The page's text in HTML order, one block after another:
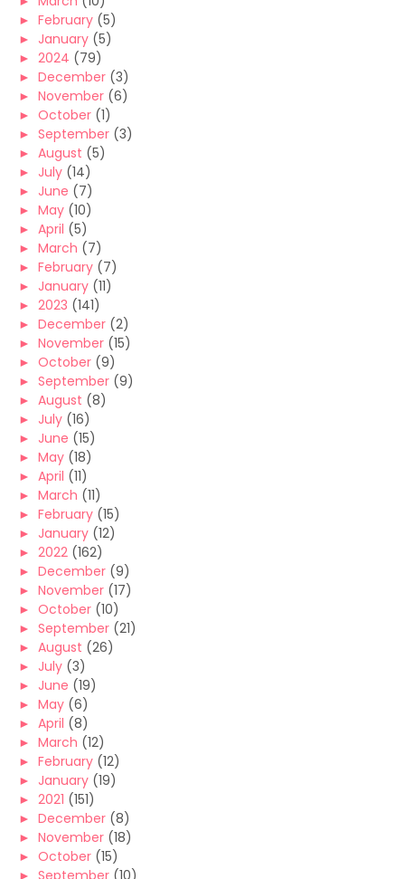
► February (5)
► January (5)
► 2024 (79)
► December (3)
► November (6)
► October (1)
► September (3)
► August (5)
► July (14)
► June (7)
► May (10)
► April (5)
► March (7)
► February (7)
► January (11)
► 2023 (141)
► December (2)
► November (15)
► October (9)
► September (9)
► August (8)
► July (16)
► June (15)
► May (18)
► April (11)
► March (11)
► February (15)
► January (12)
► 2022 (162)
► December (9)
► November (17)
► October (10)
► September (21)
► August (26)
► July (3)
► June (19)
► May (6)
► April (8)
► March (12)
► February (12)
► January (19)
► 2021 (151)
► December (8)
► November (18)
► October (15)
► September (10)